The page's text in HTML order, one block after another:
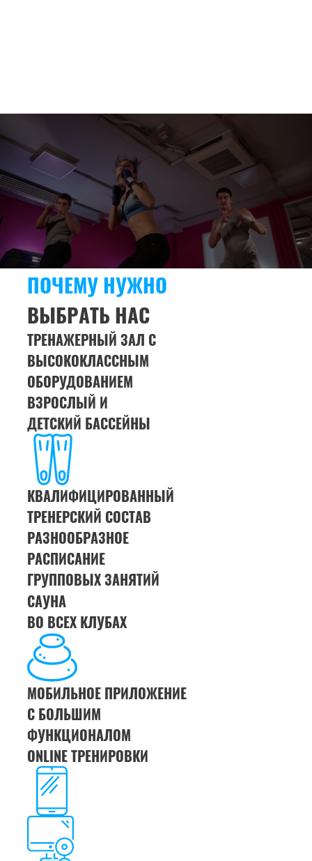
ПОЧЕМУ НУЖНО
ВЫБРАТЬ НАС
ТРЕНАЖЕРНЫЙ ЗАЛ С
ВЫСОКОКЛАССНЫМ
ОБОРУДОВАНИЕМ
ВЗРОСЛЫЙ И
ДЕТСКИЙ БАССЕЙНЫ
КВАЛИФИЦИРОВАННЫЙ
ТРЕНЕРСКИЙ СОСТАВ
РАЗНООБРАЗНОЕ
РАСПИСАНИЕ
ГРУППОВЫХ ЗАНЯТИЙ
САУНА
ВО ВСЕХ КЛУБАХ
МОБИЛЬНОЕ ПРИЛОЖЕНИЕ
С БОЛЬШИМ
ФУНКЦИОНАЛОМ
ONLINE ТРЕНИРОВКИ